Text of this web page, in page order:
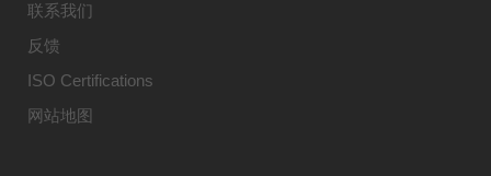
联系我们
反馈
ISO Certifications
网站地图